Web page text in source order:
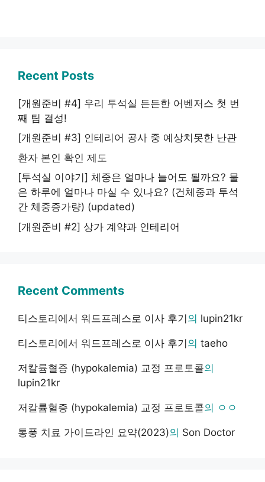
Recent Posts
[개원준비 #4] 우리 투석실 든든한 어벤저스 첫 번
째 팀 결성!
[개원준비 #3] 인테리어 공사 중 예상치못한 난관
환자 본인 확인 제도
[투석실 이야기] 체중은 얼마나 늘어도 될까요? 물
은 하루에 얼마나 마실 수 있나요? (건체중과 투석
간 체중증가량) (updated)
[개원준비 #2] 상가 계약과 인테리어
Recent Comments
티스토리에서 워드프레스로 이사 후기의 lupin21kr
티스토리에서 워드프레스로 이사 후기의 taeho
저칼륨혈증 (hypokalemia) 교정 프로토콜의
lupin21kr
저칼륨혈증 (hypokalemia) 교정 프로토콜의 ㅇㅇ
통풍 치료 가이드라인 요약(2023)의 Son Doctor